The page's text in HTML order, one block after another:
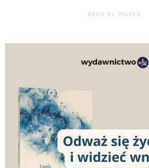
DEON.PL POLECA